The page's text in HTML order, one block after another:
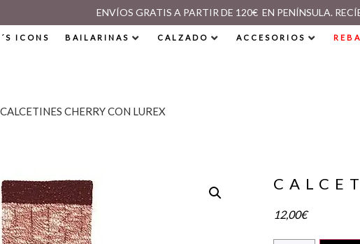
ENVÍOS GRATIS A PARTIR DE 120€ EN PENÍNSULA.
ICONS BAILARINAS CALZADO ACCESORIOS
CHERRY CON LUREX
12,00€